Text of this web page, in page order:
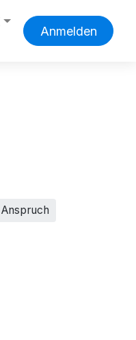
Anmelden
Anspruch